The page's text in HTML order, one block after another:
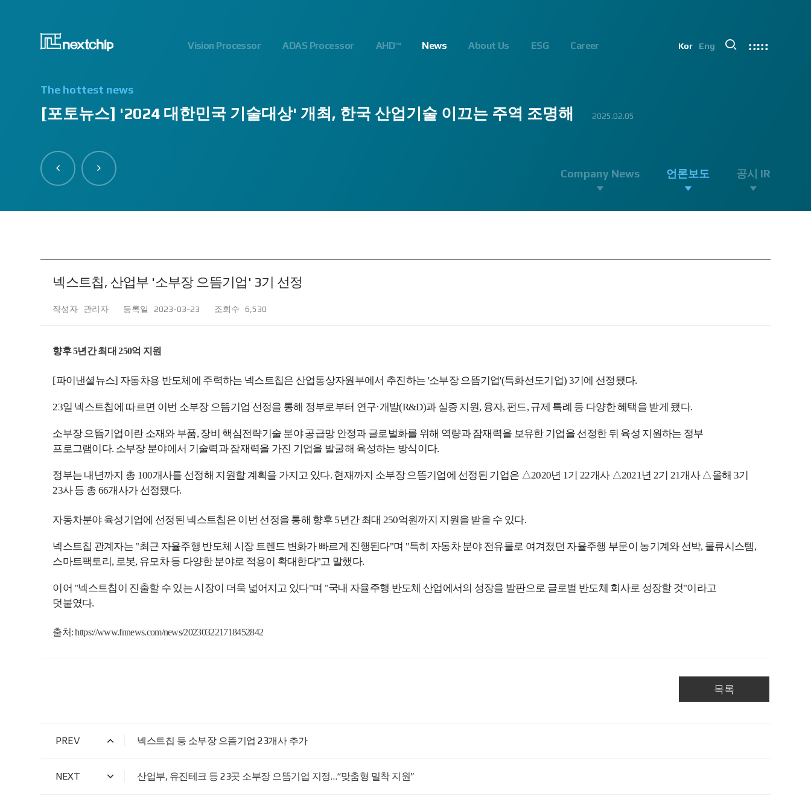
Kor Eng
Vision Processor ADAS Processor AHD™ News About Us ESG Career
The hottest news
[포토뉴스] '2024 대한민국 기술대상' 개최, 한국 산업기술 이끄는 주역 조명해 2025.02.05
2024.07.30
2024.07.17
2024.06.21 2023.06.13 2023.04.20
2023.03.23
2023.03.23 2022.10.12 2022.09.26
Company News 언론보도 공시 IR
넥스트칩, 산업부 '소부장 으뜸기업' 3기 선정
작성자 관리자 등록일 2023-03-23 조회수 6,530
향후 5년간 최대 250억 지원
[파이낸셜뉴스] 자동차용 반도체에 주력하는 넥스트칩은 산업통상자원부에서 추진하는 '소부장 으뜸기업'(특화선도기업) 3기에 선정됐다.
23일 넥스트칩에 따르면 이번 소부장 으뜸기업 선정을 통해 정부로부터 연구·개발(R&D)과 실증 지원, 융자, 펀드, 규제 특례 등 다양한 혜택을 받게 됐다.
소부장 으뜸기업이란 소재와 부품, 장비 핵심전략기술 분야 공급망 안정과 글로벌화를 위해 역량과 잠재력을 보유한 기업을 선정한 뒤 육성 지원하는 정부
프로그램이다. 소부장 분야에서 기술력과 잠재력을 가진 기업을 발굴해 육성하는 방식이다.
정부는 내년까지 총 100개사를 선정해 지원할 계획을 가지고 있다. 현재까지 소부장 으뜸기업에 선정된 기업은 △2020년 1기 22개사 △2021년 2기 21개사 △올해 3기
23사 등 총 66개사가 선정됐다.
자동차분야 육성기업에 선정된 넥스트칩은 이번 선정을 통해 향후 5년간 최대 250억원까지 지원을 받을 수 있다.
넥스트칩 관계자는 "최근 자율주행 반도체 시장 트렌드 변화가 빠르게 진행된다"며 "특히 자동차 분야 전유물로 여겨졌던 자율주행 부문이 농기계와 선박, 물류시스템,
스마트팩토리, 로봇, 유모차 등 다양한 분야로 적용이 확대한다"고 말했다.
이어 "넥스트칩이 진출할 수 있는 시장이 더욱 넓어지고 있다"며 "국내 자율주행 반도체 산업에서의 성장을 발판으로 글로벌 반도체 회사로 성장할 것"이라고
덧붙였다.
출처:https://www.fnnews.com/news/202303221718452842
목록
PREV 넥스트칩 등 소부장 으뜸기업 23개사 추가
NEXT 산업부, 유진테크 등 23곳 소부장 으뜸기업 지정…“맞춤형 밀착 지원”